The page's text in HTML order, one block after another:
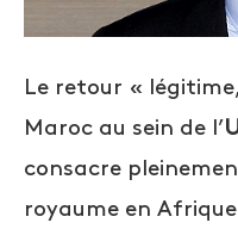
Le retour «
Maroc au sein de l’
consacre
royaume en